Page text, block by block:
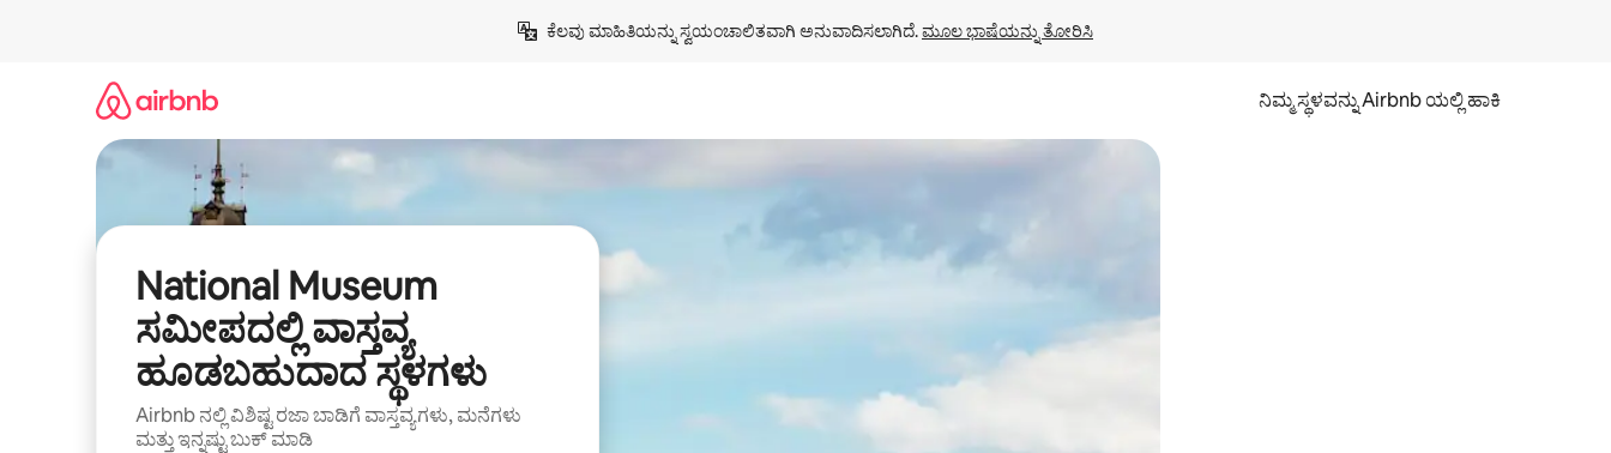
ಕೆಲವು ಮಾಹಿತಿಯನ್ನು ಸ್ವಯಂಚಾಲಿತವಾಗಿ ಅನುವಾದಿಸಲಾಗಿದೆ. ಮೂಲ ಭಾಷೆಯನ್ನು ತೋರಿಸಿ
ನಿಮ್ಮ ಸ್ಥಳವನ್ನು Airbnb ಯಲ್ಲಿ ಹಾಕಿ
National Museum
ಸಮೀಪದಲ್ಲಿ ವಾಸ್ತವ್ಯ
ಹೂಡಬಹುದಾದ ಸ್ಥಳಗಳು
Airbnb ನಲ್ಲಿ ವಿಶಿಷ್ಟ ರಜಾ ಬಾಡಿಗೆ ವಾಸ್ತವ್ಯಗಳು, ಮನೆಗಳು
ಮತ್ತು ಇನ್ನಷ್ಟು ಬುಕ್ ಮಾಡಿ